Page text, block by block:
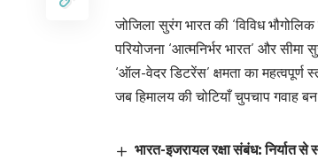
जोजिला सुरंग भारत की ‘विविध
परियोजना ‘आत्मनिर्भर भारत’ और
‘ऑल-वेदर डिटरेंस’ क्षमता का महत्वपूर्ण
जब हिमालय की चोटियाँ चुपचाप गवाह
भारत-इजरायल रक्षा संबंध: निर्यात से